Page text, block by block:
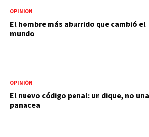
OPINIÓN
El hombre más aburrido que cambió el
mundo
OPINIÓN
El nuevo código penal: un dique, no una
panacea